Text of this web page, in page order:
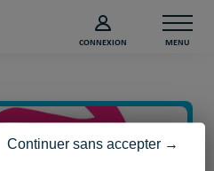
CONNEXION MENU
Continuer sans accepter →